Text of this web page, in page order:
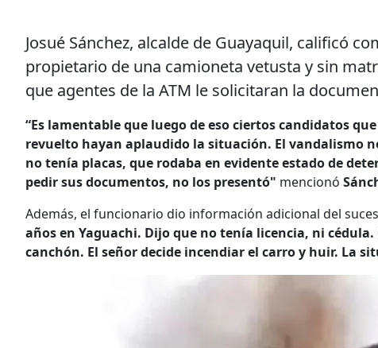
Josué Sánchez, alcalde de Guayaquil, calificó
propietario de una camioneta vetusta y sin
que agentes de la ATM le solicitaran la
“Es lamentable que luego de eso ciertos candidatos
revuelto hayan aplaudido la situación. El vandalismo
no tenía placas, que rodaba en evidente estado de
pedir sus documentos, no los presentó" mencionó
Además, el funcionario dio información adicional del
años en Yaguachi. Dijo que no tenía licencia, ni
canchón. El señor decide incendiar el carro y huir. La